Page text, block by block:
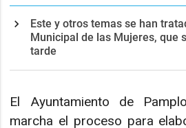
Este y otros temas se han
Municipal de las Mujeres, que
tarde
El Ayuntamiento de
marcha el proceso para